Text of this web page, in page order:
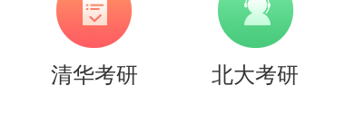
载填写后需手写签名。
申请夏令营的同学准备好纸
清华考研 北大考研